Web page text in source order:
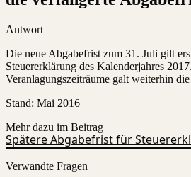
Antwort
Die neue Abgabefrist zum 31. Juli gilt
Steuererklärung des Kalenderjahres
Veranlagungszeiträume galt weiterhin
Stand: Mai 2016
Mehr dazu im Beitrag
Spätere Abgabefrist für
Verwandte Fragen